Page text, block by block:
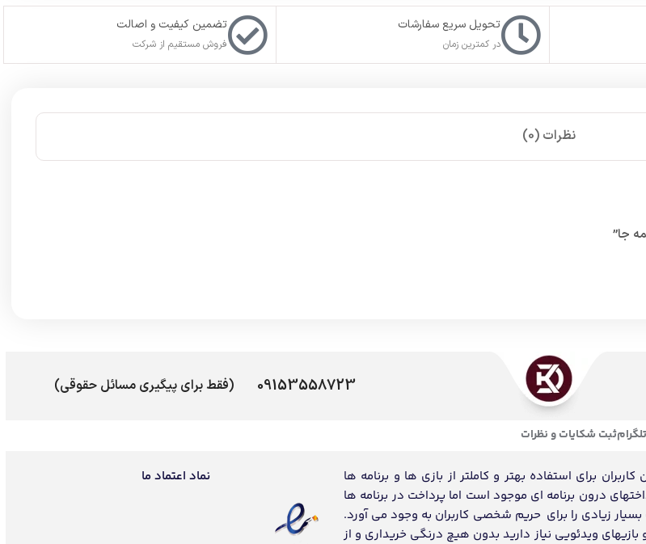
تحویل سریع سفارشات
در کمترین زمان
تضمین کیفیت و اصالت
فروش مستقیم از شرکت
نظرات (0)
جا”
09153558723 (فقط برای پیگیری مسائل حقوقی)
ثبت شکایات و نظرات
برای استفاده بهتر و کاملتر از بازی ها و برنامه ها
درون برنامه ای موجود است اما پرداخت در برنامه ها
زیادی را برای حریم شخصی کاربران به وجود می آورد.
ویدئویی نیاز دارید بدون هیچ درنگی خریداری و از
نماد اعتماد ما